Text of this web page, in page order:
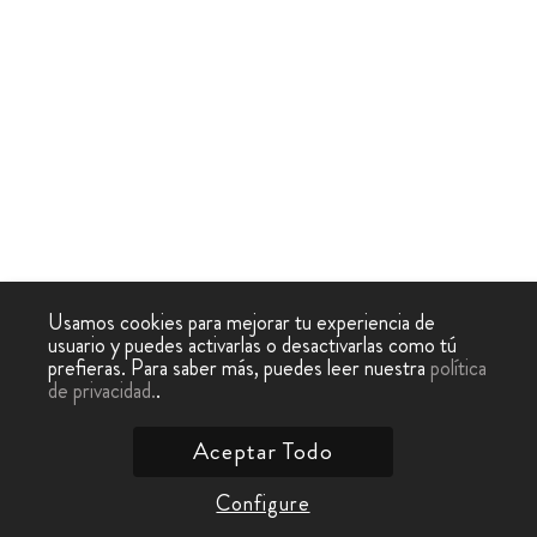
Usamos cookies para mejorar tu experiencia de
usuario y puedes activarlas o desactivarlas como tú
prefieras. Para saber más, puedes leer nuestrapolítica
de privacidad..
Configure
Aceptar Todo